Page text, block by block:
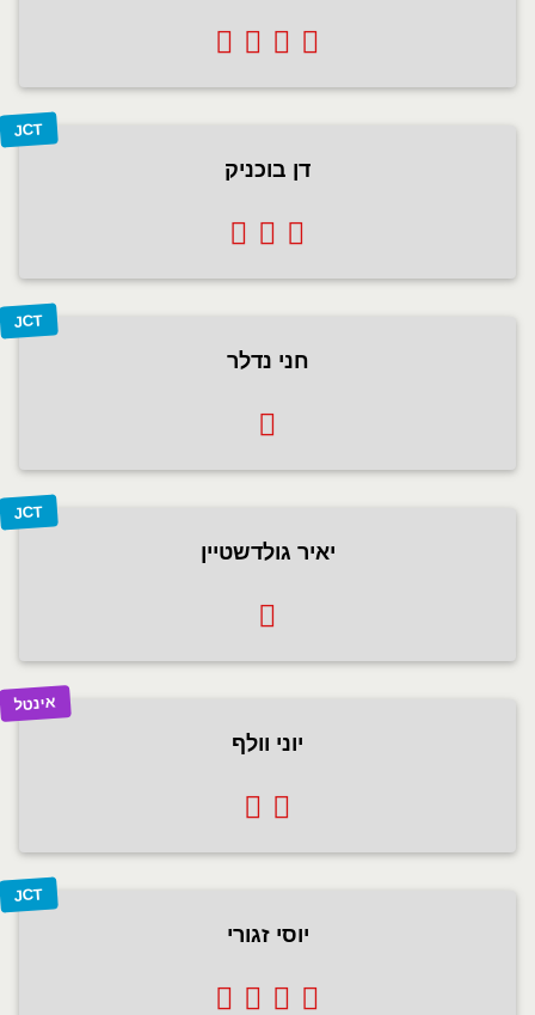
דן בוכניק
JCT
חני נדלר
JCT
יאיר גולדשטיין
JCT
יוני וולף
אינטל
יוסי זגורי
JCT